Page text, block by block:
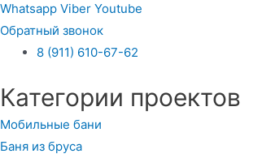
Whatsapp Viber Youtube
Обратный звонок
8 (911) 610-67-62
Категории проектов
Мобильные бани
Баня из бруса